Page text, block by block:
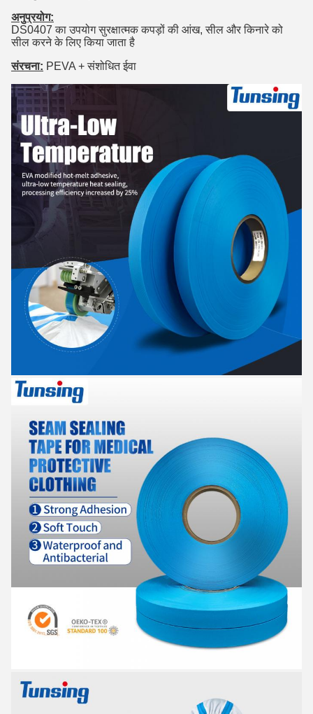
अनुप्रयोग:
DS0407 का उपयोग सुरक्षात्मक कपड़ों की आंख, सील और किनारे को
सील करने के लिए किया जाता है
संरचना: PEVA + संशोधित ईवा